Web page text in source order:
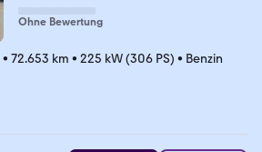
Ohne Bewertung
• 72.653 km • 225 kW (306 PS) • Benzin